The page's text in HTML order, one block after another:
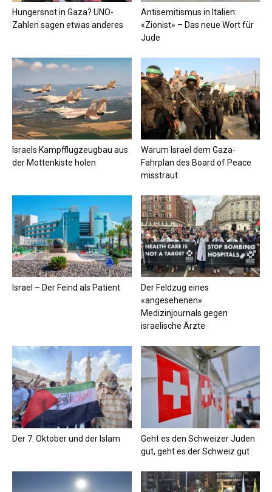
Hungersnot in Gaza? UNO-
Zahlen sagen etwas anderes
Antisemitismus in Italien:
«Zionist» – Das neue Wort für
Jude
Israels Kampfflugzeugbau aus
der Mottenkiste holen
Warum Israel dem Gaza-
Fahrplan des Board of Peace
misstraut
Israel – Der Feind als Patient
Der Feldzug eines
«angesehenen»
Medizinjournals gegen
israelische Ärzte
Der 7. Oktober und der Islam
Geht es den Schweizer Juden
gut, geht es der Schweiz gut